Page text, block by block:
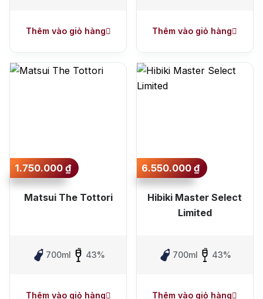
Thêm vào giỏ hàng Thêm vào giỏ hàng
1.750.000₫
Matsui The Tottori
700ml 43%
Thêm vào giỏ hàng
6.550.000₫
Hibiki Master Select
Limited
700ml 43%
Thêm vào giỏ hàng